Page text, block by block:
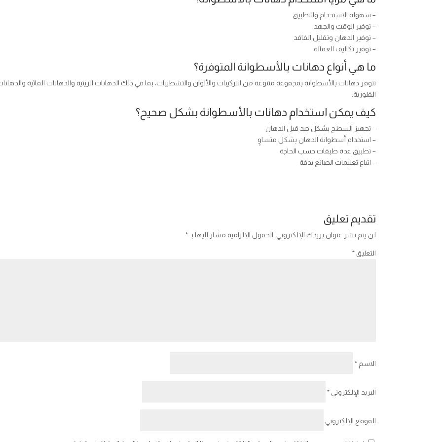
– سهولة الاستخدام والتطبيق
– توفير الوقت والجهد
– توفير الدهان وتقليل الفاقد
– توفير تكاليف العمالة
ما هي أنواع دهانات بالأسطوانة المتوفرة؟
تتوفر دهانات بالأسطوانة بمجموعة متنوعة من التركيبات والألوان والتشطيبات، بما في ذلك الدهانات الزيتية والدهانات المائية
الفلورية.
كيف يمكن استخدام دهانات بالأسطوانة بشكل صحيح؟
– تجهيز السطح بشكل جيد قبل الدهان
– استخدام أسطوانة الدهان بشكل متساوٍ
– تطبيق عدة طبقات حسب الحاجة
– اتباع تعليمات الصانع بدقة
تقديم تعليق
لن يتم نشر عنوان بريدك الإلكتروني. الحقول الإلزامية مشار إليها بـ*
التعليق*
الاسم*
البريد الإلكتروني*
الموقع الإلكتروني